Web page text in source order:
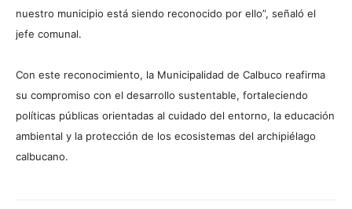
nuestro municipio está siendo reconocido por ello”, señaló el
jefe comunal.
Con este reconocimiento, la Municipalidad de Calbuco reafirma
su compromiso con el desarrollo sustentable, fortaleciendo
políticas públicas orientadas al cuidado del entorno, la educación
ambiental y la protección de los ecosistemas del archipiélago
calbucano.